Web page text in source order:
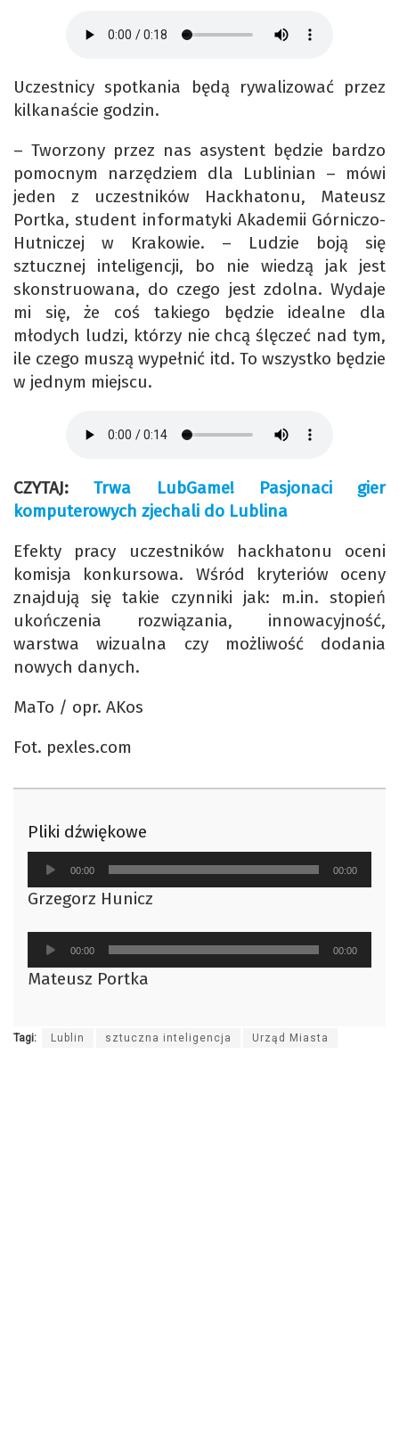
Uczestnicy spotkania będą rywalizować przez
kilkanaście godzin.
– Tworzony przez nas asystent będzie bardzo
pomocnym narzędziem dla Lublinian – mówi
jeden z uczestników Hackhatonu, Mateusz
Portka, student informatyki Akademii Górniczo-
Hutniczej w Krakowie. – Ludzie boją się
sztucznej inteligencji, bo nie wiedzą jak jest
skonstruowana, do czego jest zdolna. Wydaje
mi się, że coś takiego będzie idealne dla
młodych ludzi, którzy nie chcą ślęczeć nad tym,
ile czego muszą wypełnić itd. To wszystko będzie
w jednym miejscu.
CZYTAJ:Trwa LubGame! Pasjonaci gier
komputerowych zjechali do Lublina
Efekty pracy uczestników hackhatonu oceni
komisja konkursowa. Wśród kryteriów oceny
znajdują się takie czynniki jak: m.in. stopień
ukończenia rozwiązania, innowacyjność,
warstwa wizualna czy możliwość dodania
nowych danych.
MaTo / opr. AKos
Fot. pexles.com
Pliki dźwiękowe
Odtwarzacz
plików
dźwiękowych
00:00 00:00
Grzegorz Hunicz
Odtwarzacz
plików
dźwiękowych
00:00 00:00
Mateusz Portka
Tagi: Lublin sztuczna inteligencja Urząd Miasta